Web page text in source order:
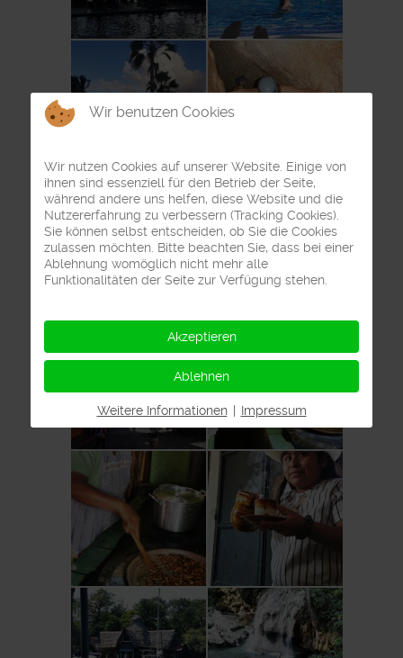
Wir benutzen Cookies
Wir nutzen Cookies auf unserer Website. Einige von
ihnen sind essenziell für den Betrieb der Seite,
während andere uns helfen, diese Website und die
Nutzererfahrung zu verbessern (Tracking Cookies).
Sie können selbst entscheiden, ob Sie die Cookies
zulassen möchten. Bitte beachten Sie, dass bei einer
Ablehnung womöglich nicht mehr alle
Funktionalitäten der Seite zur Verfügung stehen.
Akzeptieren
Ablehnen
Weitere Informationen | Impressum